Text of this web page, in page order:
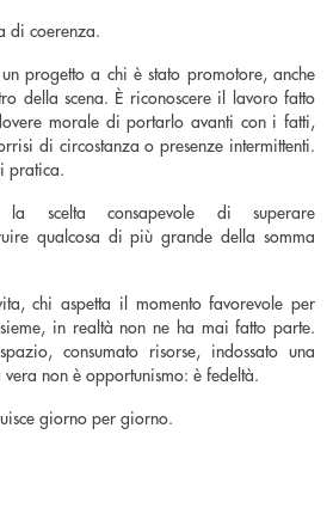
di coerenza.
progetto a chi è stato promotore, anche
della scena. È riconoscere il lavoro fatto
morale di portarlo avanti con i fatti,
di circostanza o presenze intermittenti.
pratica.
la scelta consapevole di superare
qualcosa di più grande della somma
chi aspetta il momento favorevole per
in realtà non ne ha mai fatto parte.
consumato risorse, indossato una
vera non è opportunismo: è fedeltà.
giorno per giorno.